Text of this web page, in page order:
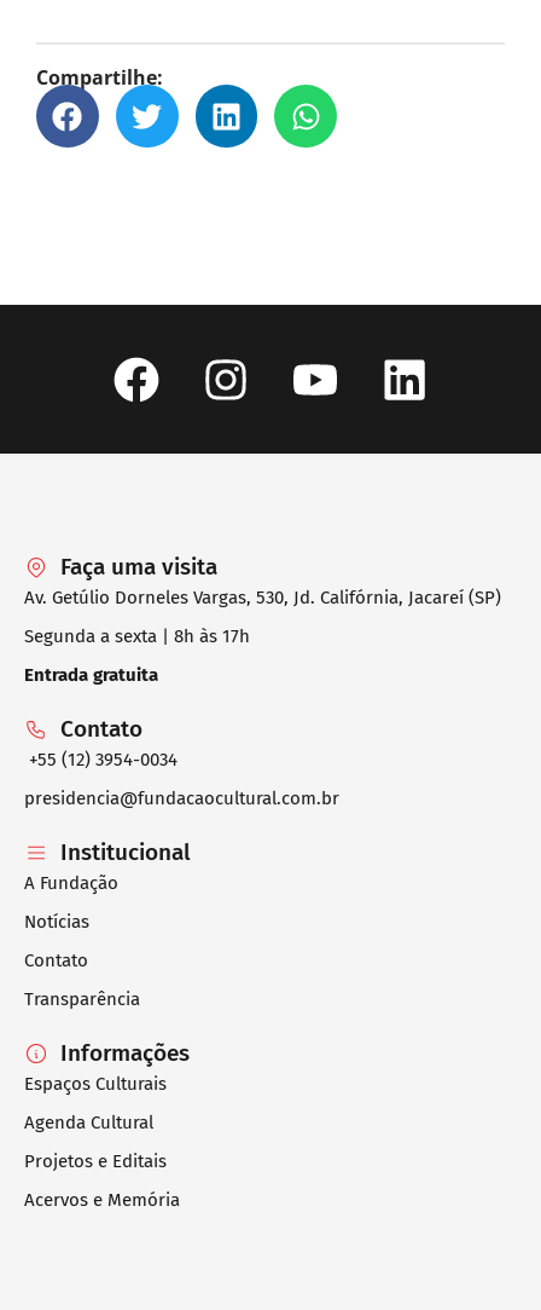
Compartilhe:
Faça uma visita
Av. Getúlio Dorneles Vargas, 530, Jd. Califórnia, Jacareí (SP)
Segunda a sexta | 8h às 17h
Entrada gratuita
Contato
+55 (12) 3954-0034
presidencia@fundacaocultural.com.br
Institucional
A Fundação
Notícias
Contato
Transparência
Informações
Espaços Culturais
Agenda Cultural
Projetos e Editais
Acervos e Memória